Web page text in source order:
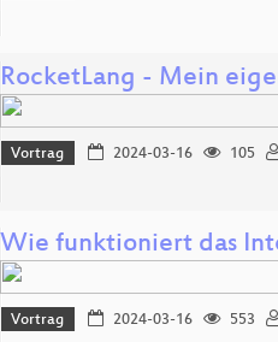
RocketLang - Mein
Vortrag 2024-03-16 105
Wie funktioniert das
Vortrag 2024-03-16 553